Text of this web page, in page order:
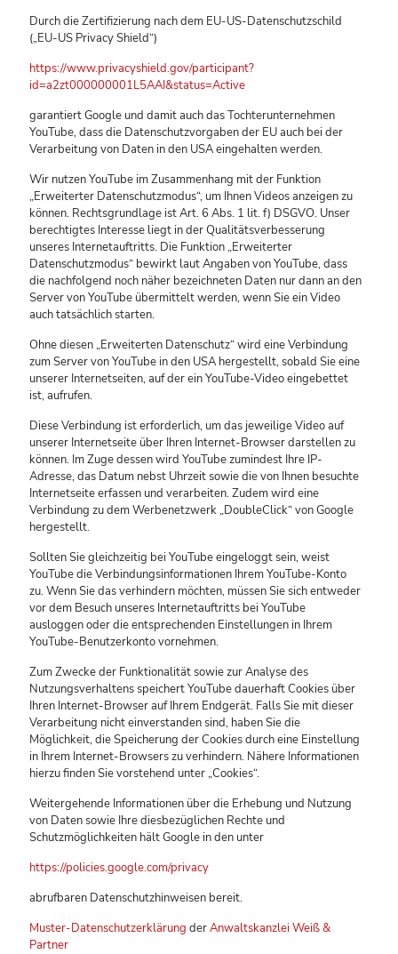
Durch die Zertifizierung nach dem EU-US-Datenschutzschild
(„EU-US Privacy Shield“)
https://www.privacyshield.gov/participant?
id=a2zt000000001L5AAI&status=Active
garantiert Google und damit auch das Tochterunternehmen
YouTube, dass die Datenschutzvorgaben der EU auch bei der
Verarbeitung von Daten in den USA eingehalten werden.
Wir nutzen YouTube im Zusammenhang mit der Funktion
„Erweiterter Datenschutzmodus“, um Ihnen Videos anzeigen zu
können. Rechtsgrundlage ist Art. 6 Abs. 1 lit. f) DSGVO. Unser
berechtigtes Interesse liegt in der Qualitätsverbesserung
unseres Internetauftritts. Die Funktion „Erweiterter
Datenschutzmodus“ bewirkt laut Angaben von YouTube, dass
die nachfolgend noch näher bezeichneten Daten nur dann an den
Server von YouTube übermittelt werden, wenn Sie ein Video
auch tatsächlich starten.
Ohne diesen „Erweiterten Datenschutz“ wird eine Verbindung
zum Server von YouTube in den USA hergestellt, sobald Sie eine
unserer Internetseiten, auf der ein YouTube-Video eingebettet
ist, aufrufen.
Diese Verbindung ist erforderlich, um das jeweilige Video auf
unserer Internetseite über Ihren Internet-Browser darstellen zu
können. Im Zuge dessen wird YouTube zumindest Ihre IP-
Adresse, das Datum nebst Uhrzeit sowie die von Ihnen besuchte
Internetseite erfassen und verarbeiten. Zudem wird eine
Verbindung zu dem Werbenetzwerk „DoubleClick“ von Google
hergestellt.
Sollten Sie gleichzeitig bei YouTube eingeloggt sein, weist
YouTube die Verbindungsinformationen Ihrem YouTube-Konto
zu. Wenn Sie das verhindern möchten, müssen Sie sich entweder
vor dem Besuch unseres Internetauftritts bei YouTube
ausloggen oder die entsprechenden Einstellungen in Ihrem
YouTube-Benutzerkonto vornehmen.
Zum Zwecke der Funktionalität sowie zur Analyse des
Nutzungsverhaltens speichert YouTube dauerhaft Cookies über
Ihren Internet-Browser auf Ihrem Endgerät. Falls Sie mit dieser
Verarbeitung nicht einverstanden sind, haben Sie die
Möglichkeit, die Speicherung der Cookies durch eine Einstellung
in Ihrem Internet-Browsers zu verhindern. Nähere Informationen
hierzu finden Sie vorstehend unter „Cookies“.
Weitergehende Informationen über die Erhebung und Nutzung
von Daten sowie Ihre diesbezüglichen Rechte und
Schutzmöglichkeiten hält Google in den unter
https://policies.google.com/privacy
abrufbaren Datenschutzhinweisen bereit.
Muster-Datenschutzerklärung derAnwaltskanzlei Weiß &
Partner